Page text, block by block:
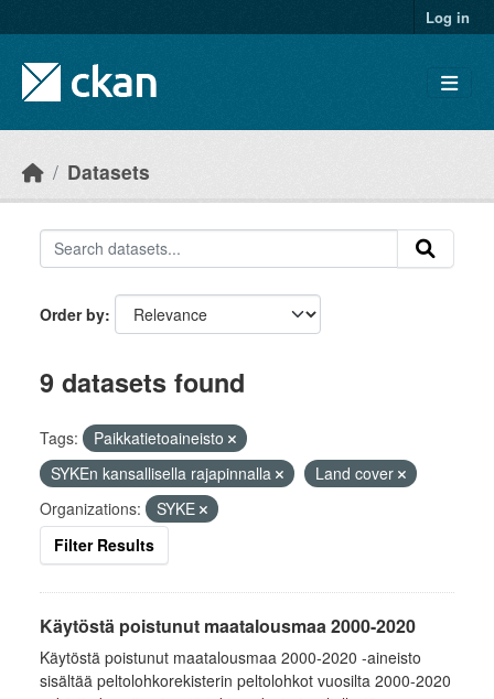
Log in
Datasets
Order by
9 datasets found
Tags:
Paikkatietoaineisto
SYKEn kansallisella rajapinnalla
Land cover
Organizations:
SYKE
Filter Results
Käytöstä poistunut maatalousmaa 2000-2020
Käytöstä poistunut maatalousmaa 2000-2020 -aineisto
sisältää peltolohkorekisterin peltolohkot vuosilta 2000-2020